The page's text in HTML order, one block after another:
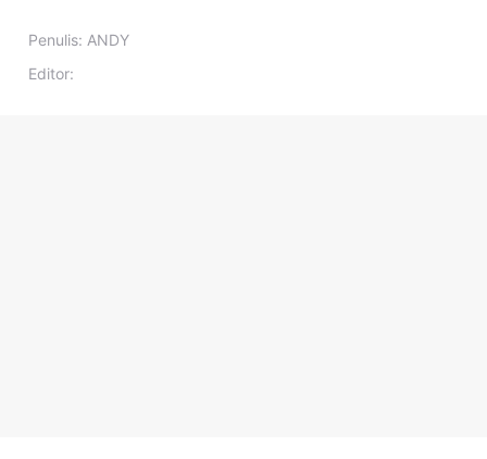
Penulis: ANDY
Editor: